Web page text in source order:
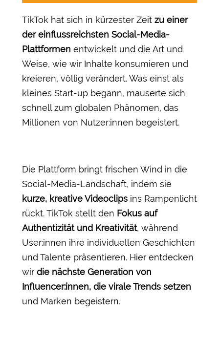
TikTok hat sich in kürzester Zeit zu einer
der einflussreichsten Social-Media-
Plattformen entwickelt und die Art und
Weise, wie wir Inhalte konsumieren und
kreieren, völlig verändert. Was einst als
kleines Start-up begann, mauserte sich
schnell zum globalen Phänomen, das
Millionen von Nutzer:innen begeistert.
Die Plattform bringt frischen Wind in die
Social-Media-Landschaft, indem sie
kurze, kreative Videoclipsins Rampenlicht
rückt. TikTok stellt den Fokus auf
Authentizität und Kreativität, während
User:innen ihre individuellen Geschichten
und Talente präsentieren. Hier entdecken
wir die nächste Generation von
Influencer:innen, die virale Trends setzen
und Marken begeistern.